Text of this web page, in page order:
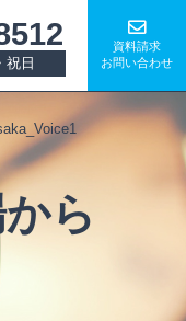
祝日
資料請求
お問い合わせ
ら